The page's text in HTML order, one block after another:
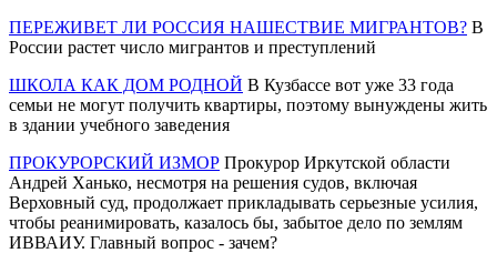
ПЕРЕЖИВЕТ ЛИ РОССИЯ НАШЕСТВИЕ МИГРАНТОВ? В
России растет число мигрантов и преступлений
ШКОЛА КАК ДОМ РОДНОЙ В Кузбассе вот уже 33 года
семьи не могут получить квартиры, поэтому вынуждены жить
в здании учебного заведения
ПРОКУРОРСКИЙ ИЗМОР Прокурор Иркутской области
Андрей Ханько, несмотря на решения судов, включая
Верховный суд, продолжает прикладывать серьезные усилия,
чтобы реанимировать, казалось бы, забытое дело по землям
ИВВАИУ. Главный вопрос - зачем?